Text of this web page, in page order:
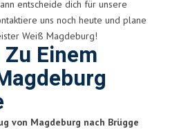
entscheide dich für unsere
uns noch heute und plane
Weiß Magdeburg!
Einem
von Magdeburg nach Brügge